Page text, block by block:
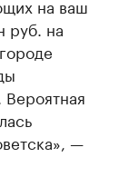
на ваш
руб. на
—